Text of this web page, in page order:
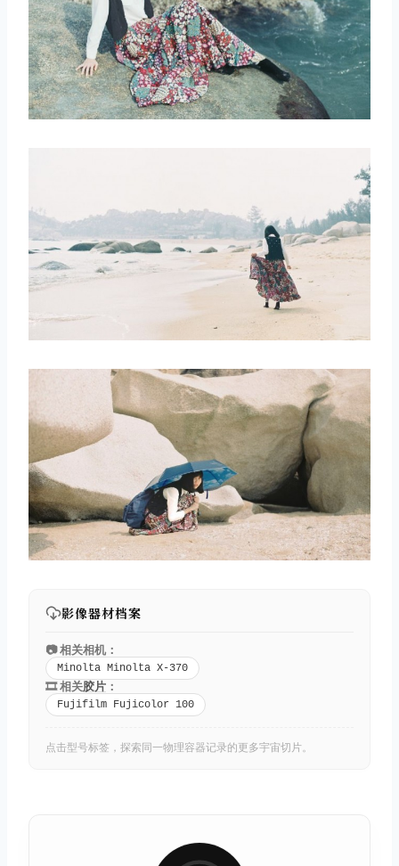
影像器材档案
📷 相关相机：
Minolta Minolta X-370
🎞️ 相关胶片 ：
Fujifilm Fujicolor 100
点击型号标签，探索同一物理容器记录的更多宇宙切片。